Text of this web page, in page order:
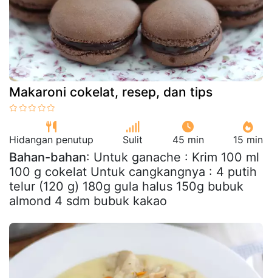
Makaroni cokelat, resep, dan tips
Hidangan penutup Sulit 45 min 15 min
Bahan-bahan: Untuk ganache : Krim 100 ml
100 g cokelat Untuk cangkangnya : 4 putih
telur (120 g) 180g gula halus 150g bubuk
almond 4 sdm bubuk kakao